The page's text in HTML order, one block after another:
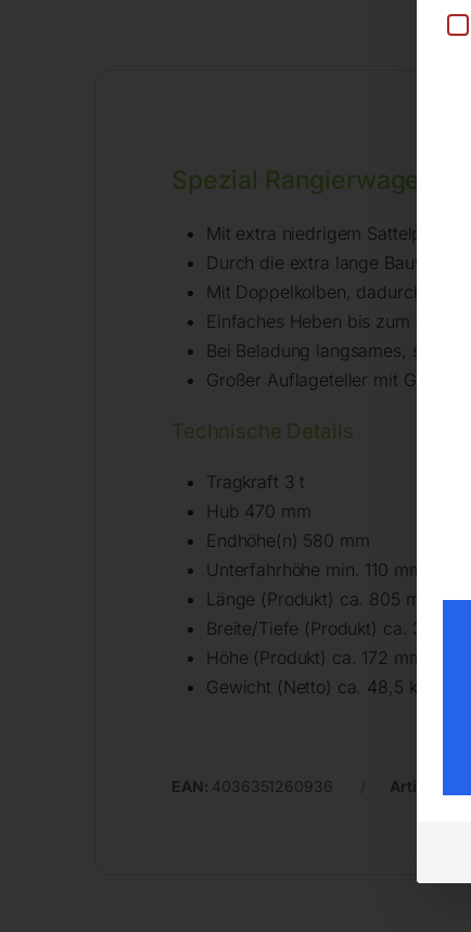
Spezial
Mit extra niedrigem Sattelprofil
Durch die extra lange Bauweise
Mit Doppelkolben, dadurch
Einfaches Heben bis zum
Bei Beladung langsames,
Großer Auflageteller mit
Technische Details
Tragkraft 3 t
Hub 470 mm
Endhöhe(n) 580 mm
Unterfahrhöhe min. 110 mm
Länge (Produkt) ca. 805 mm
Breite/Tiefe (Produkt) ca. 355 mm
Höhe (Produkt) ca. 172 mm
Gewicht (Netto) ca. 48,5 kg
EAN: 4036351260936